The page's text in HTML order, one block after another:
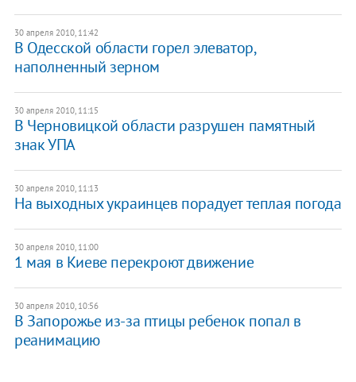
30 апреля 2010, 11:42
В Одесской области горел элеватор,
наполненный зерном
30 апреля 2010, 11:15
В Черновицкой области разрушен памятный
знак УПА
30 апреля 2010, 11:13
На выходных украинцев порадует теплая погода
30 апреля 2010, 11:00
1 мая в Киеве перекроют движение
30 апреля 2010, 10:56
В Запорожье из-за птицы ребенок попал в
реанимацию